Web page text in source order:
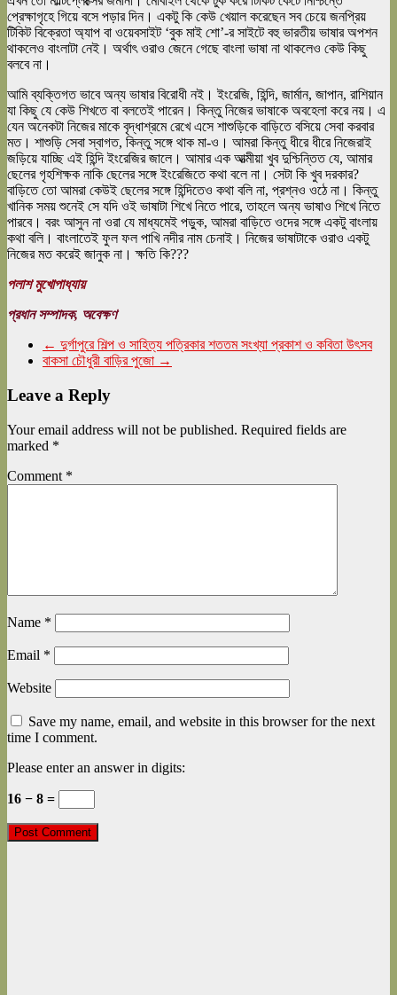
প্রেক্ষাগৃহে গিয়ে বসে পড়ার দিন। একটু কি কেউ খেয়াল করেছেন সব চেয়ে জনপ্রিয়
টিকিট বিক্রেতা অ্যাপ বা ওয়েবসাইট ‘বুক মাই শো’-র সাইটে বহু ভারতীয় ভাষার অপশন
থাকলেও বাংলাটা নেই। অর্থাৎ ওরাও জেনে গেছে বাংলা ভাষা না থাকলেও কেউ কিছু
বলবে না।
আমি ব্যক্তিগত ভাবে অন্য ভাষার বিরোধী নই। ইংরেজি, হিন্দি, জার্মান, জাপান, রাশিয়ান
যা কিছু যে কেউ শিখতে বা বলতেই পারেন। কিন্তু নিজের ভাষাকে অবহেলা করে নয়। এ
যেন অনেকটা নিজের মাকে বৃদ্ধাশ্রমে রেখে এসে শাশুড়িকে বাড়িতে বসিয়ে সেবা করবার
মত। শাশুড়ি সেবা স্বাগত, কিন্তু সঙ্গে থাক মা-ও। আমরা কিন্তু ধীরে ধীরে নিজেরাই
জড়িয়ে যাচ্ছি এই হিন্দি ইংরেজির জালে। আমার এক আত্মীয়া খুব দুশ্চিন্তিত যে, আমার
ছেলের গৃহশিক্ষক নাকি ছেলের সঙ্গে ইংরেজিতে কথা বলে না। সেটা কি খুব দরকার?
বাড়িতে তো আমরা কেউই ছেলের সঙ্গে হিন্দিতেও কথা বলি না, প্রশ্নও ওঠে না। কিন্তু
খানিক সময় শুনেই সে যদি ওই ভাষাটা শিখে নিতে পারে, তাহলে অন্য ভাষাও শিখে নিতে
পারবে। বরং আসুন না ওরা যে মাধ্যমেই পড়ুক, আমরা বাড়িতে ওদের সঙ্গে একটু বাংলায়
কথা বলি। বাংলাতেই ফুল ফল পাখি নদীর নাম চেনাই। নিজের ভাষাটাকে ওরাও একটু
নিজের মত করেই জানুক না। ক্ষতি কি???
পলাশ মুখোপাধ্যায়
প্রধান সম্পাদক, অবেক্ষণ
← দুর্গাপুরে শিল্প ও সাহিত্য পত্রিকার শততম সংখ্যা প্রকাশ ও কবিতা উৎসব
বাকসা চৌধুরী বাড়ির পুজো →
Leave a Reply
Your email address will not be published. Required fields are
marked *
Comment *
Name *
Email *
Website
Save my name, email, and website in this browser for the next
time I comment.
Please enter an answer in digits:
16 − 8 =